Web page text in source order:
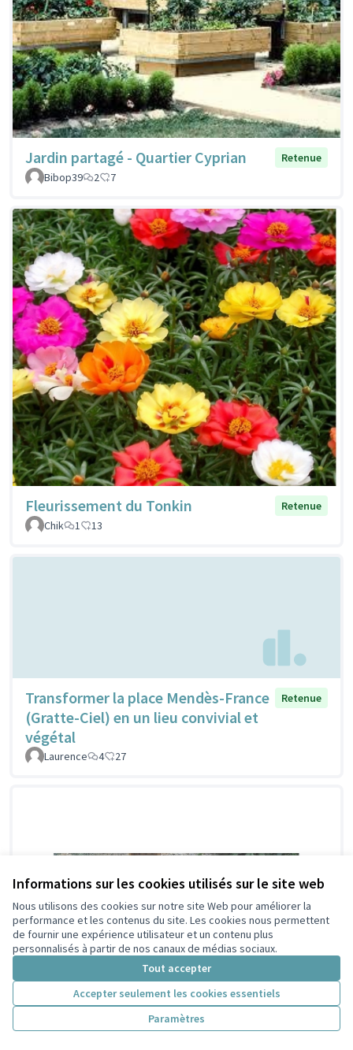
Informations sur les cookies utilisés sur le site web
Nous utilisons des cookies sur notre site Web pour améliorer la
performance et les contenus du site. Les cookies nous permettent
de fournir une expérience utilisateur et un contenu plus
personnalisés à partir de nos canaux de médias sociaux.
Tout accepter
Accepter seulement les cookies essentiels
Paramètres
Jardin partagé - Quartier Cyprian
Retenue
Bibop39
2 7
Fleurissement du Tonkin
Retenue
Chik
1 13
Transformer la place Mendès-France
(Gratte-Ciel) en un lieu convivial et
végétal
Retenue
Laurence 4 27